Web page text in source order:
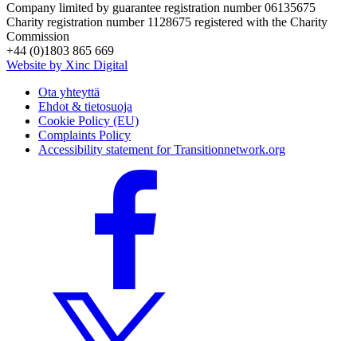
Company limited by guarantee registration number 06135675
Charity registration number 1128675 registered with the Charity
Commission
+44 (0)1803 865 669
Website by Xinc Digital
Ota yhteyttä
Ehdot & tietosuoja
Cookie Policy (EU)
Complaints Policy
Accessibility statement for Transitionnetwork.org